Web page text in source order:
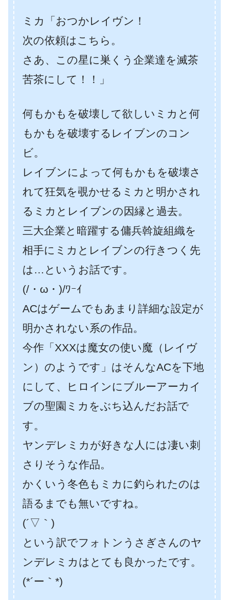
ミカ「おつかレイヴン！
次の依頼はこちら。
さあ、この星に巣くう企業達を滅茶
苦茶にして！！」
何もかもを破壊して欲しいミカと何
もかもを破壊するレイブンのコン
ビ。
レイブンによって何もかもを破壊さ
れて狂気を覗かせるミカと明かされ
るミカとレイブンの因縁と過去。
三大企業と暗躍する傭兵斡旋組織を
相手にミカとレイブンの行きつく先
は…というお話です。
(/・ω・)/ﾜｰｲ
ACはゲームでもあまり詳細な設定が
明かされない系の作品。
今作「XXXは魔女の使い魔（レイヴ
ン）のようです」はそんなACを下地
にして、ヒロインにブルーアーカイ
ブの聖園ミカをぶち込んだお話で
す。
ヤンデレミカが好きな人には凄い刺
さりそうな作品。
かくいう冬色もミカに釣られたのは
語るまでも無いですね。
(´▽｀)
という訳でフォトンうさぎさんのヤ
ンデレミカはとても良かったです。
(*´ー｀*)